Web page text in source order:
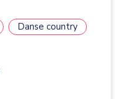
Danse country